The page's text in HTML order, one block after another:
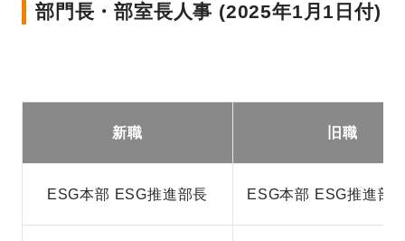
部門長・部室長人事 (2025年1月1日付)
新職 旧職
ESG本部 ESG推進部長 ESG本部 ESG推進部